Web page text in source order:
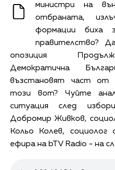
министри на
отбраната,
формации биха
правителство?
опозиция
Демократична
възстановят част от
този вот? Чуйте
ситуация след
Добромир Живков,
Кольо Колев,
ефира на bTV Radio - на